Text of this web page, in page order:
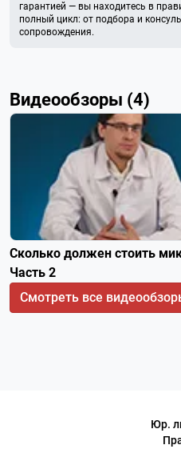
гарантией — вы находитесь в
полный цикл: от подбора и
сопровождения.
Видеообзоры (4)
Сколько должен стоить
Часть 2
Смотреть все
Юр.